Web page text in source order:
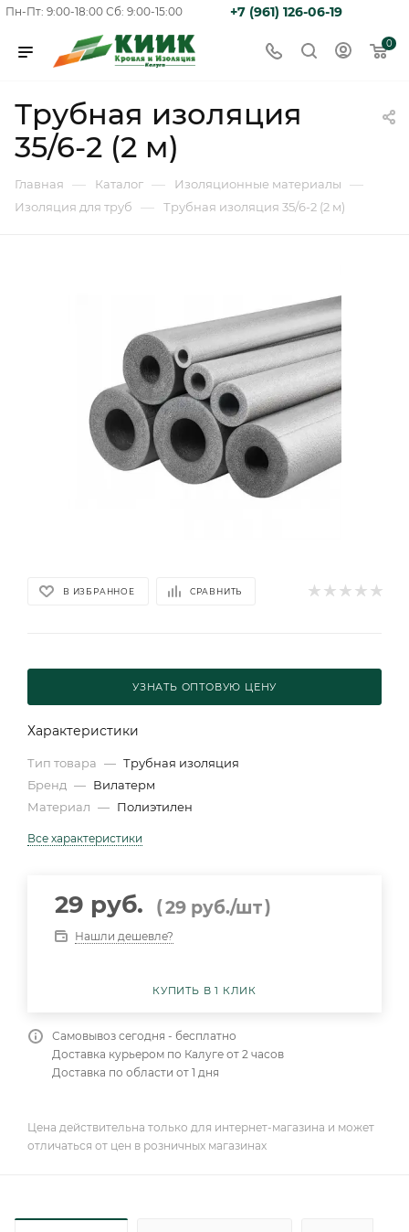
Пн-Пт: 9:00-18:00 Сб: 9:00-15:00 +7 (961) 126-06-19
0
Трубная изоляция
35/6-2 (2 м)
Главная — Каталог — Изоляционные материалы —
Изоляция для труб — Трубная изоляция 35/6-2 (2 м)
В ИЗБРАННОЕ СРАВНИТЬ
УЗНАТЬ ОПТОВУЮ ЦЕНУ
Характеристики
Тип товара — Трубная изоляция
Бренд — Вилатерм
Материал — Полиэтилен
Все характеристики
29 руб. (29 руб./шт)
Нашли дешевле?
КУПИТЬ В 1 КЛИК
Самовывоз сегодня - бесплатно
Доставка курьером по Калуге от 2 часов
Доставка по области от 1 дня
Цена действительна только для интернет-магазина и может
отличаться от цен в розничных магазинах